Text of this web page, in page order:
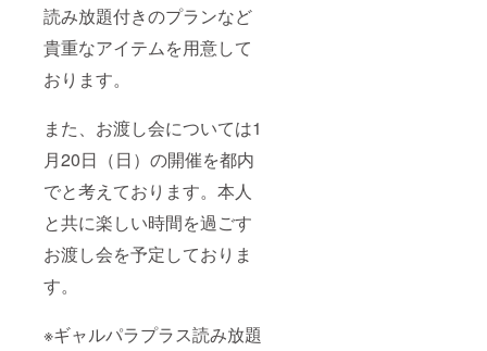
読み放題付きのプランなど
貴重なアイテムを用意して
おります。
また、お渡し会については1
月20日（日）の開催を都内
でと考えております。本人
と共に楽しい時間を過ごす
お渡し会を予定しておりま
す。
※ギャルパラプラス読み放題